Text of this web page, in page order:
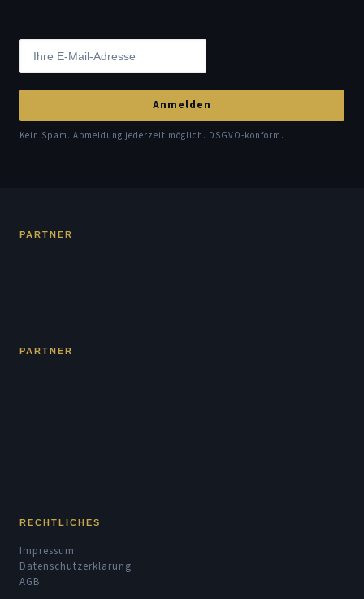
Anmelden
Kein Spam. Abmeldung jederzeit möglich. DSGVO-konform.
PARTNER
PARTNER
RECHTLICHES
Impressum
Datenschutzerklärung
AGB